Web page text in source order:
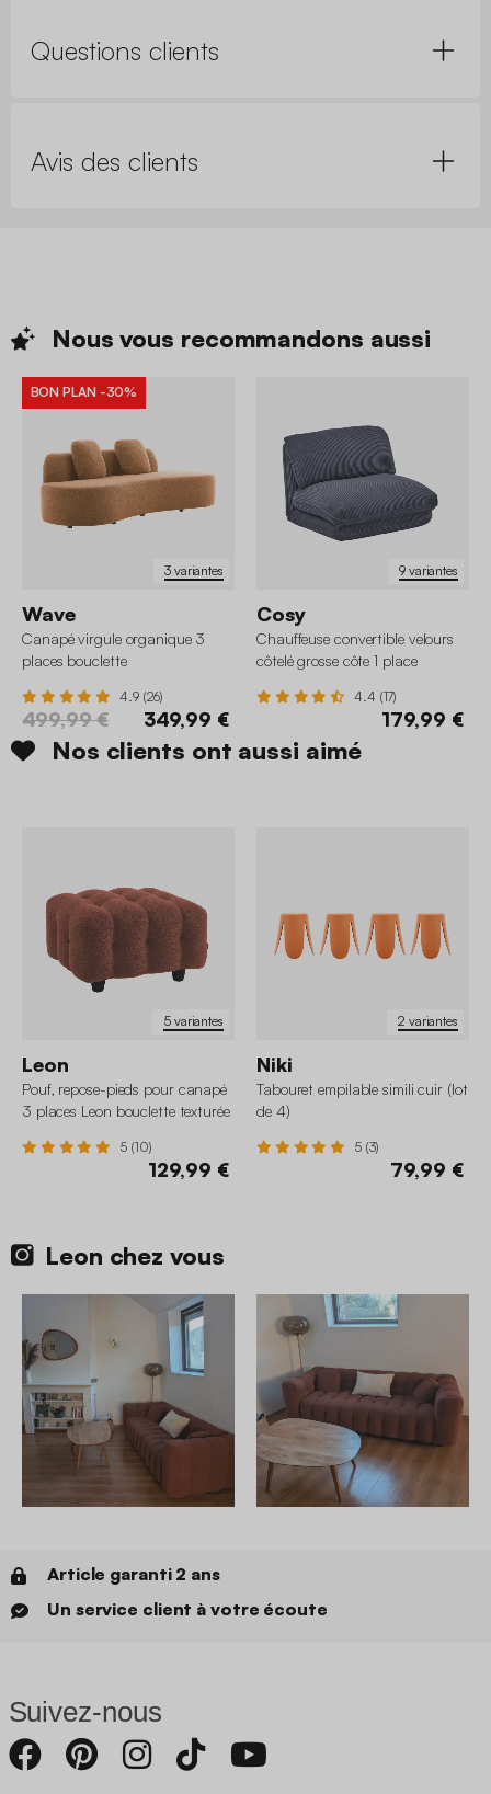
Questions clients
Avis des clients
Nous vous recommandons aussi
3 variantes
BON PLAN -30%
Wave
Canapé virgule organique 3
places bouclette
4.9 (26)
499,99 € 349,99 €
9 variantes
Cosy
Chauffeuse convertible velours
côtelé grosse côte 1 place
4.4 (17)
179,99 €
Nos clients ont aussi aimé
5 variantes
Leon
Pouf, repose-pieds pour canapé
3 places Leon bouclette texturée
5 (10)
129,99 €
2 variantes
Niki
Tabouret empilable simili cuir (lot
de 4)
5 (3)
79,99 €
Leon chez vous
Article garanti 2 ans
Un service client à votre écoute
Suivez-nous